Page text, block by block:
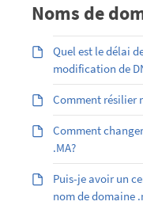
Noms de
Quel est le délai
modification de
Comment résilier
Comment
.MA?
Puis-je avoir un
nom de domaine